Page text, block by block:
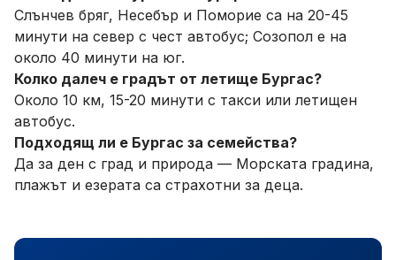
Слънчев бряг, Несебър и Поморие са на 20-45
минути на север с чест автобус; Созопол е на
около 40 минути на юг.
Колко далеч е градът от летище Бургас?
Около 10 км, 15-20 минути с такси или летищен
автобус.
Подходящ ли е Бургас за семейства?
Да за ден с град и природа — Морската градина,
плажът и езерата са страхотни за деца.